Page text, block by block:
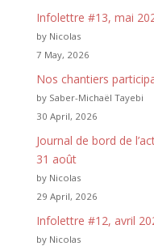
Infolettre #13, mai
by Nicolas
7 May, 2026
Nos chantiers
by Saber-Michaël Tayebi
30 April, 2026
Journal de bord de
31 août
by Nicolas
29 April, 2026
Infolettre #12, avril
by Nicolas